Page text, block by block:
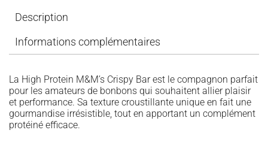
Description
Informations complémentaires
La High Protein M&M’s Crispy Bar est le compagnon parfait
pour les amateurs de bonbons qui souhaitent allier plaisir
et performance. Sa texture croustillante unique en fait une
gourmandise irrésistible, tout en apportant un complément
protéiné efficace.